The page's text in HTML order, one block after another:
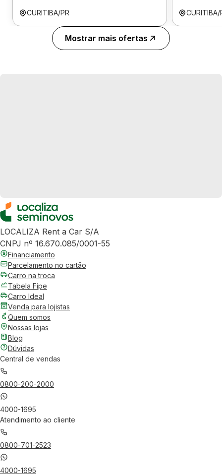
CURITIBA/PR CURITIBA/
Mostrar mais ofertas
LOCALIZA Rent a Car S/A
CNPJ nº 16.670.085/0001-55
Financiamento
Parcelamento no cartão
Carro na troca
Tabela Fipe
Carro Ideal
Venda para lojistas
Quem somos
Nossas lojas
Blog
Dúvidas
Central de vendas
0800-200-2000
4000-1695
Atendimento ao cliente
0800-701-2523
4000-1695